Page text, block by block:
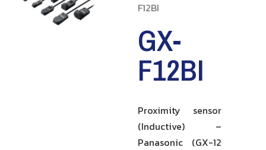
F12BI
GX-
F12BI
Proximity sensor
(Inductive) –
Panasonic (GX-12